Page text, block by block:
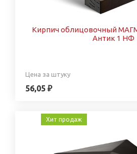
Кирпич облицовочный
Антик 1 НФ
Цена за штуку
56,05 ₽
Хит продаж